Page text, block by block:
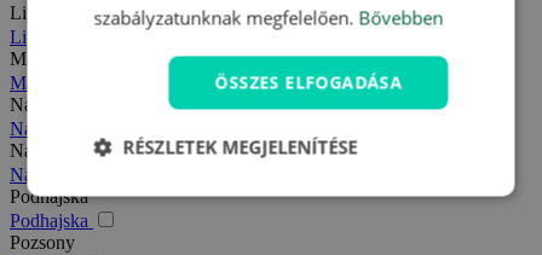
Liptó
Liptó
Magas-Tátra
Magas-Tátra
Nagy-Fátra
Nagy-Fátra
Nagymegyer
Nagymegyer
Podhajska
Podhajska
Pozsony
szabályzatunknak megfelelően. Bővebben
ÖSSZES ELFOGADÁSA
RÉSZLETEK MEGJELENÍTÉSE